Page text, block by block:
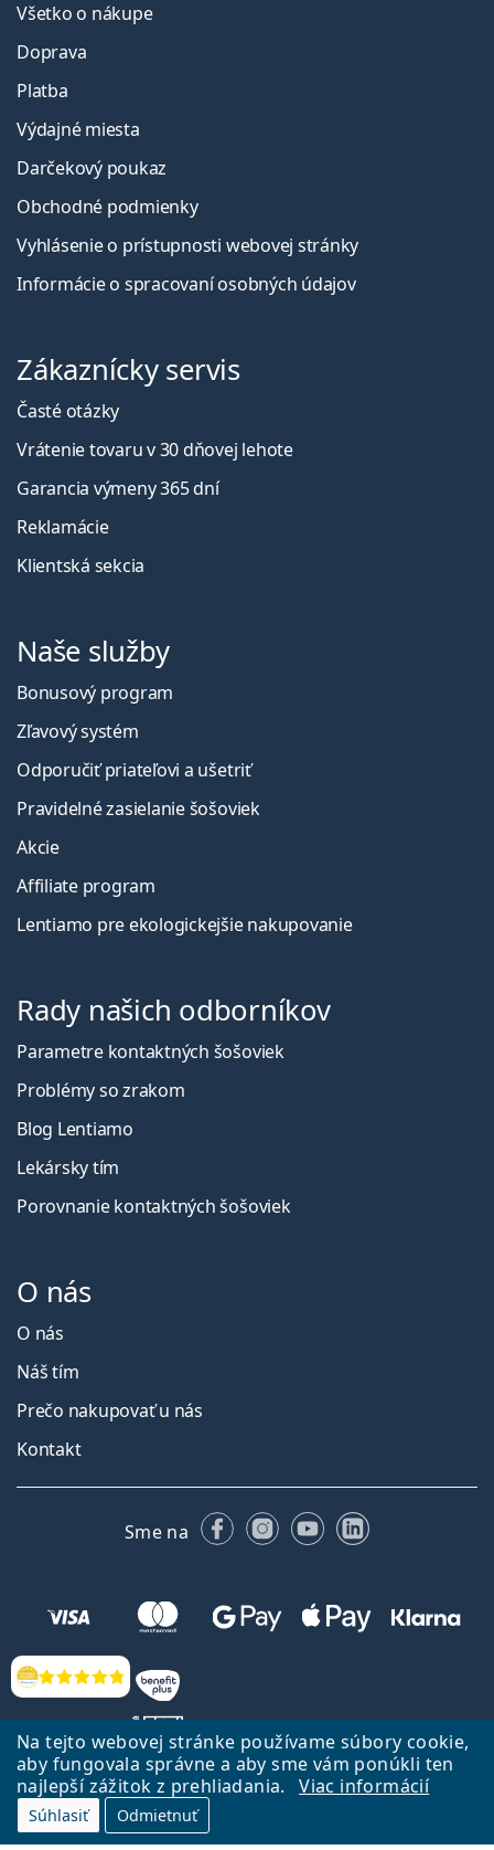
Na tejto webovej stránke používame súbory cookie,
aby fungovala správne a aby sme vám ponúkli ten
najlepší zážitok z prehliadania.
Viac informácií
Súhlasiť Odmietnuť
Hodnotenia
Všetko o nákupe
Doprava
Platba
Výdajné miesta
Darčekový poukaz
Obchodné podmienky
Vyhlásenie o prístupnosti webovej stránky
Informácie o spracovaní osobných údajov
Zákaznícky servis
Časté otázky
Vrátenie tovaru v 30 dňovej lehote
Garancia výmeny 365 dní
Reklamácie
Klientská sekcia
Naše služby
Bonusový program
Zľavový systém
Odporučiť priateľovi a ušetriť
Pravidelné zasielanie šošoviek
Akcie
Affiliate program
Lentiamo pre ekologickejšie nakupovanie
Rady našich odborníkov
Parametre kontaktných šošoviek
Problémy so zrakom
Blog Lentiamo
Lekársky tím
Porovnanie kontaktných šošoviek
O nás
O nás
Náš tím
Prečo nakupovať u nás
Kontakt
Sme na FacebookuInstagrame
YouTubeLinkedIn
Späť na Úvodnu stránku
Lentiamo.sk vlastní a prevádzkuje spoločnosť Lentiamo s.r.o., Česká